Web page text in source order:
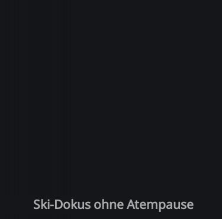
Ski-Dokus ohne Atempause